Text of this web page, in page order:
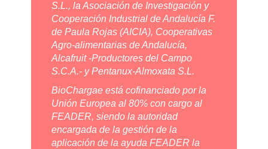
Fundación Ayesa, Volterra
Ecosystems S.L., G2G Algae Solutions
S.L., la Asociación de Investigación y
Cooperación Industrial de Andalucía F.
de Paula Rojas (AICIA), Cooperativas
Agro-alimentarias de Andalucía,
Alcafruit -Productores del Campo
S.C.A.- y Pentanux-Almoxata S.L.
BioChargae está cofinanciado por la
Unión Europea al 80% con cargo al
FEADER, siendo la autoridad